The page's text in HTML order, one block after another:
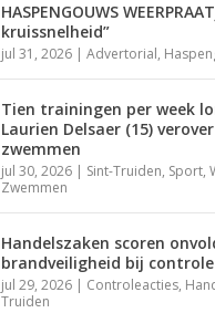
HASPENGOUWS
kruissnelheid”
jul 31, 2026 |Advertorial,
Tien trainingen per week
Laurien Delsaer (15)
zwemmen
jul 30, 2026 | Sint-Truiden, Sport,
Zwemmen
Handelszaken scoren
brandveiligheid bij
jul 29, 2026 | Controleacties,
Truiden